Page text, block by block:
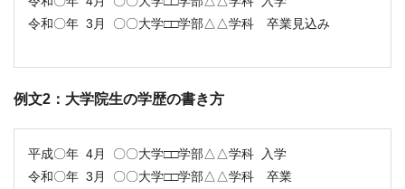
令和〇年 3月 〇〇大学□□学部△△学科 卒業見込み
例文2：大学院生の学歴の書き方
平成〇年 4月 〇〇大学□□学部△△学科 入学
令和〇年 3月 〇〇大学□□学部△△学科 卒業